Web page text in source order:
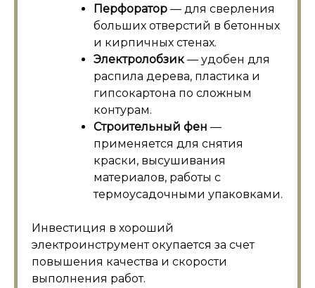
Перфоратор — для сверления
больших отверстий в бетонных
и кирпичных стенах.
Электролобзик — удобен для
распила дерева, пластика и
гипсокартона по сложным
контурам.
Строительный фен —
применяется для снятия
краски, высушивания
материалов, работы с
термоусадочными упаковками.
Инвестиция в хороший
электроинструмент окупается за счет
повышения качества и скорости
выполнения работ.